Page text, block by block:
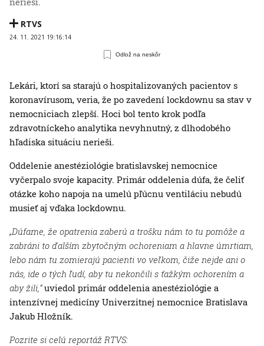
RTVS
24. 11. 2021 19:16:14
Odlož na neskôr
Lekári, ktorí sa starajú o hospitalizovaných pacientov s
koronavírusom, veria, že po zavedení lockdownu sa stav v
nemocniciach zlepší. Hoci bol tento krok podľa
zdravotníckeho analytika nevyhnutný, z dlhodobého
hľadiska situáciu nerieši.
Oddelenie anestéziológie bratislavskej nemocnice
vyčerpalo svoje kapacity. Primár oddelenia dúfa, že čeliť
otázke koho napoja na umelú pľúcnu ventiláciu nebudú
musieť aj vďaka lockdownu.
„Dúfame, že opatrenia zaberú a trošku nám to tu pomôže a
zabráni to ďalším zbytočným ochoreniam a hlavne úmrtiam,
lebo nám tu zomierajú pacienti vo veľkom, čiže nejde ani o
nás, ide o tých ľudí, aby tu nekončili s ťažkým ochorením a
aby žili,“uviedol primár oddelenia anestéziológie a
intenzívnej medicíny Univerzitnej nemocnice Bratislava
Jakub Hložník.
Pozrite si celú reportáž RTVS: